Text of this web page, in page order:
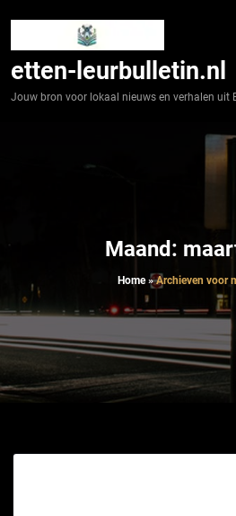
etten-leurbulletin.nl
Jouw bron voor lokaal nieuws en verhalen uit
Maand:
Home»Archieven voor